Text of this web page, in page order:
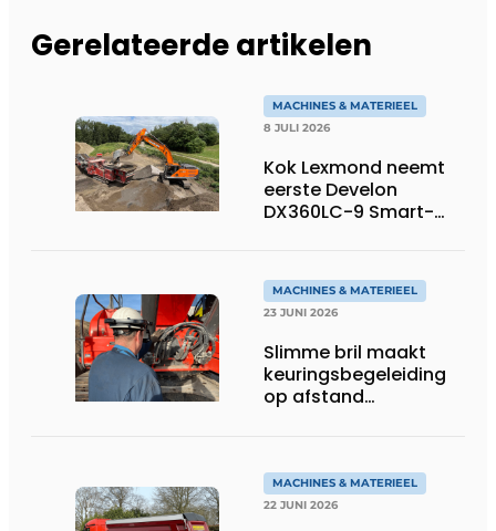
Gerelateerde artikelen
MACHINES & MATERIEEL
8 JULI 2026
Kok Lexmond neemt
eerste Develon
DX360LC-9 Smart-
MACHINES & MATERIEEL
23 JUNI 2026
Slimme bril maakt
keuringsbegeleiding
op afstand
MACHINES & MATERIEEL
22 JUNI 2026